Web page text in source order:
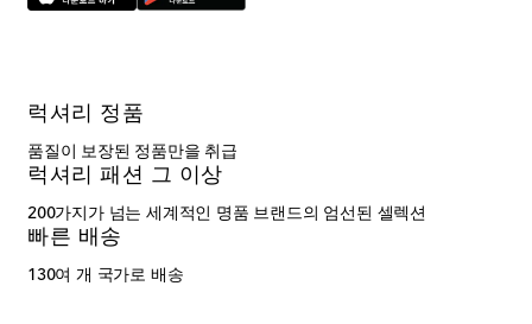
럭셔리 정품
품질이 보장된 정품만을 취급
럭셔리 패션 그 이상
200가지가 넘는 세계적인 명품 브랜드의 엄선된 셀렉션
빠른 배송
130여 개 국가로 배송